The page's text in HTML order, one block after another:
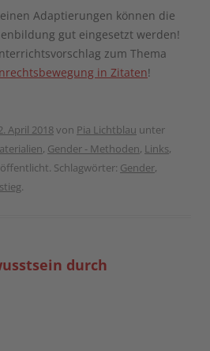
Adaptierungen können die
gut eingesetzt werden!
zum Thema
in Zitaten!
April 2018von Pia Lichtblau unter
, Gender - Methoden, Links,
Schlagwörter: Gender,
.
durch